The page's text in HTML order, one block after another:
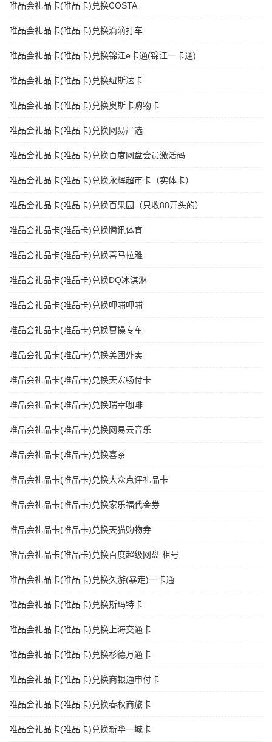
唯品会礼品卡(唯品卡)兑换COSTA
唯品会礼品卡(唯品卡)兑换滴滴打车
唯品会礼品卡(唯品卡)兑换锦江e卡通(锦江一卡通)
唯品会礼品卡(唯品卡)兑换纽斯达卡
唯品会礼品卡(唯品卡)兑换奥斯卡购物卡
唯品会礼品卡(唯品卡)兑换网易严选
唯品会礼品卡(唯品卡)兑换百度网盘会员激活码
唯品会礼品卡(唯品卡)兑换永辉超市卡（实体卡）
唯品会礼品卡(唯品卡)兑换百果园（只收88开头的）
唯品会礼品卡(唯品卡)兑换腾讯体育
唯品会礼品卡(唯品卡)兑换喜马拉雅
唯品会礼品卡(唯品卡)兑换DQ冰淇淋
唯品会礼品卡(唯品卡)兑换呷哺呷哺
唯品会礼品卡(唯品卡)兑换曹操专车
唯品会礼品卡(唯品卡)兑换美团外卖
唯品会礼品卡(唯品卡)兑换天宏畅付卡
唯品会礼品卡(唯品卡)兑换瑞幸咖啡
唯品会礼品卡(唯品卡)兑换网易云音乐
唯品会礼品卡(唯品卡)兑换喜茶
唯品会礼品卡(唯品卡)兑换大众点评礼品卡
唯品会礼品卡(唯品卡)兑换家乐福代金券
唯品会礼品卡(唯品卡)兑换天猫购物券
唯品会礼品卡(唯品卡)兑换百度超级网盘 租号
唯品会礼品卡(唯品卡)兑换久游(暴走)一卡通
唯品会礼品卡(唯品卡)兑换斯玛特卡
唯品会礼品卡(唯品卡)兑换上海交通卡
唯品会礼品卡(唯品卡)兑换杉德万通卡
唯品会礼品卡(唯品卡)兑换商银通申付卡
唯品会礼品卡(唯品卡)兑换春秋商旅卡
唯品会礼品卡(唯品卡)兑换新华一城卡